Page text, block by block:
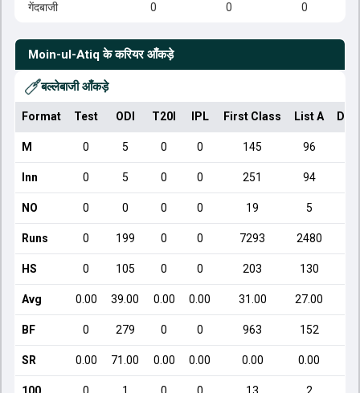
गेंदबाजी 0 0 0
Moin-ul-Atiq के करियर आँकड़े
बल्लेबाजी आँकड़े
Format Test ODI T20I IPL First Class List A
M 0 5 0 0 145 96
Inn 0 5 0 0 251 94
NO 0 0 0 0 19 5
Runs 0 199 0 0 7293 2480
HS 0 105 0 0 203 130
Avg 0.00 39.00 0.00 0.00 31.00 27.00
BF 0 279 0 0 963 152
SR 0.00 71.00 0.00 0.00 0.00 0.00